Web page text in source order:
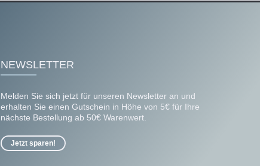
NEWSLETTER
Melden Sie sich jetzt für unseren Newsletter an und
erhalten Sie einen Gutschein in Höhe von 5€ für Ihre
nächste Bestellung ab 50€ Warenwert.
Jetzt sparen!